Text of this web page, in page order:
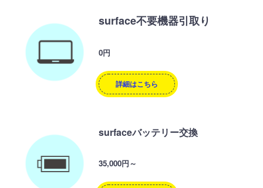
surface不要機器引取り
0円
詳細はこちら
surfaceバッテリー交換
35,000円～